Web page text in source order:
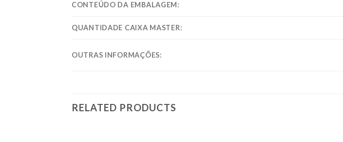
CONTEÚDO DA EMBALAGEM:
QUANTIDADE CAIXA MASTER:
OUTRAS INFORMAÇÕES:
RELATED PRODUCTS